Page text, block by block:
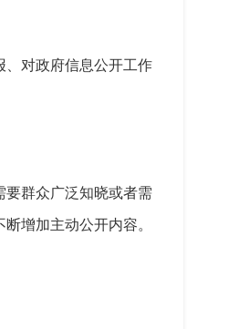
、对政府信息公开工作
群众广泛知晓或者需
增加主动公开内容。